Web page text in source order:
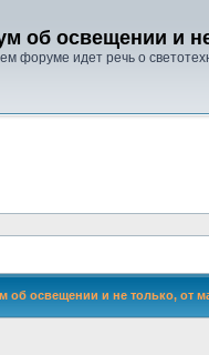
об освещении и
форуме идет речь о
об освещении и не только, от